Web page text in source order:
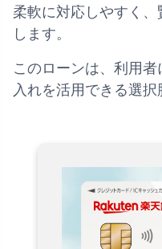
柔軟に対応しやすく、
します。
このローンは、利用
入れを活用できる選択